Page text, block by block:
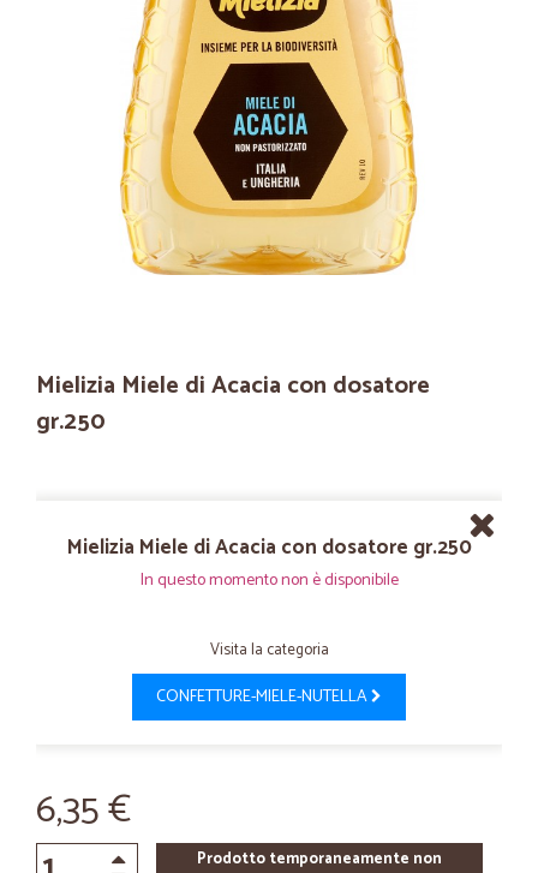
Mielizia Miele di Acacia con dosatore
gr.250
Mielizia Miele di Acacia con dosatore gr.250
In questo momento non è disponibile
Visita la categoria
CONFETTURE-MIELE-NUTELLA
6,35 €
Prodotto temporaneamente non